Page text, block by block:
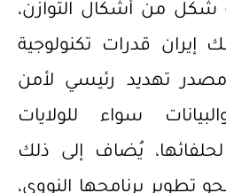
شكل من أشكال التوازن،
إيران قدرات تكنولوجية
تهديد رئيسي لأمن
سواء للولايات
يُضاف إلى ذلك
تطوير برنامجها النووي،